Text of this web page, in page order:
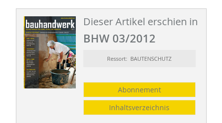
Dieser Artikel erschien in
BHW 03/2012
Ressort: BAUTENSCHUTZ
Abonnement
Inhaltsverzeichnis